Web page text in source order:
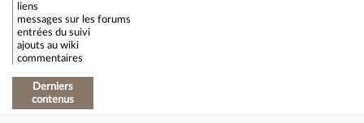
liens
messages sur les forums
entrées du suivi
ajouts au wiki
commentaires
Derniers
contenus